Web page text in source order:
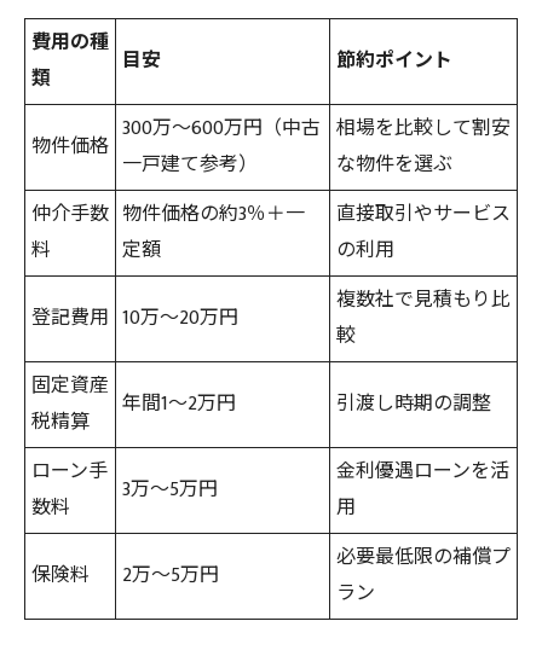
費用の種
類
目安 節約ポイント
物件価格
300万～600万円（中古
一戸建て参考）
相場を比較して割安
な物件を選ぶ
仲介手数
料
物件価格の約3％＋一
定額
直接取引やサービス
の利用
登記費用 10万～20万円
複数社で見積もり比
較
固定資産
税精算
年間1～2万円 引渡し時期の調整
ローン手
数料
3万～5万円
金利優遇ローンを活
用
保険料 2万～5万円
必要最低限の補償プ
ラン